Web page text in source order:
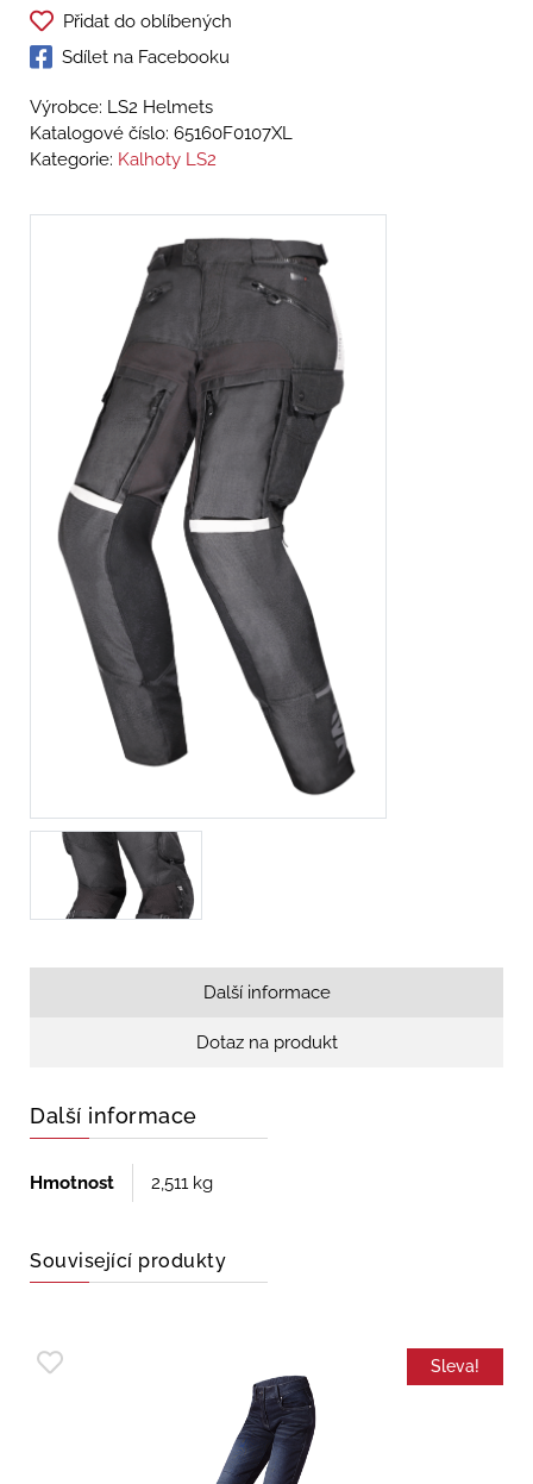
Přidat do oblíbených
Sdílet na Facebooku
Výrobce: LS2 Helmets
Katalogové číslo: 65160F0107XL
Kategorie: Kalhoty LS2
Další informace
Dotaz na produkt
Další informace
Hmotnost 2,511 kg
Související produkty
Sleva!